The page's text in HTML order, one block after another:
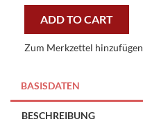
Unifarben
x
-
günstig
und
ADD TO CART
Zum Merkzettel hinzufügen
BASISDATEN
BESCHREIBUNG